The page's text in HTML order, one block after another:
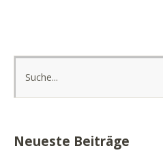
Neueste Beiträge